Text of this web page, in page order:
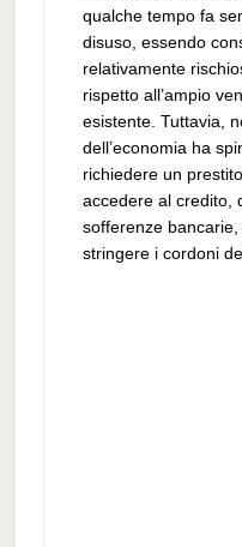
qualche tempo fa
disuso, essendo
relativamente
rispetto all’ampio
esistente. Tuttavia,
dell’economia ha
richiedere un
accedere al credito,
sofferenze
stringere i cordoni